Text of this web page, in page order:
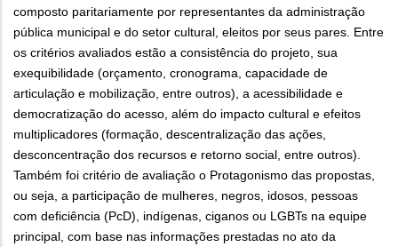
composto paritariamente por representantes da administração
pública municipal e do setor cultural, eleitos por seus pares. Entre
os critérios avaliados estão a consistência do projeto, sua
exequibilidade (orçamento, cronograma, capacidade de
articulação e mobilização, entre outros), a acessibilidade e
democratização do acesso, além do impacto cultural e efeitos
multiplicadores (formação, descentralização das ações,
desconcentração dos recursos e retorno social, entre outros).
Também foi critério de avaliação o Protagonismo das propostas,
ou seja, a participação de mulheres, negros, idosos, pessoas
com deficiência (PcD), indígenas, ciganos ou LGBTs na equipe
principal, com base nas informações prestadas no ato da